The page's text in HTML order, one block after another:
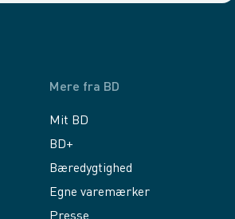
Mere fra BD
Mit BD
BD+
Bæredygtighed
Egne varemærker